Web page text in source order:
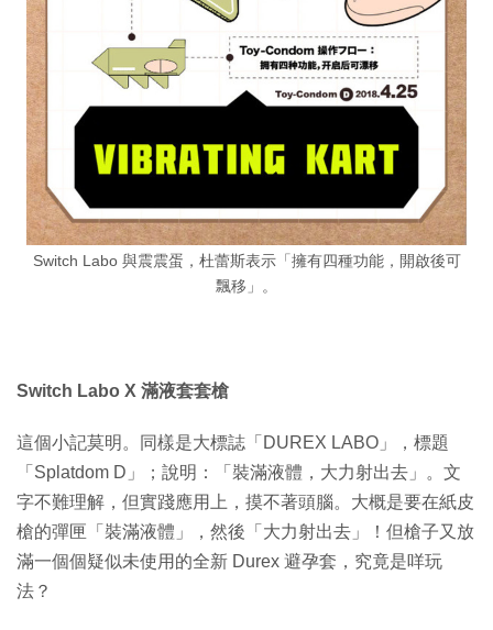
Switch Labo 與震震蛋，杜蕾斯表示「擁有四種功能，開啟後可
飄移」。
Switch Labo X 滿液套套槍
這個小記莫明。同樣是大標誌「DUREX LABO」，標題
「Splatdom D」；說明：「裝滿液體，大力射出去」。文
字不難理解，但實踐應用上，摸不著頭腦。大概是要在紙皮
槍的彈匣「裝滿液體」，然後「大力射出去」！但槍子又放
滿一個個疑似未使用的全新 Durex 避孕套，究竟是咩玩
法？